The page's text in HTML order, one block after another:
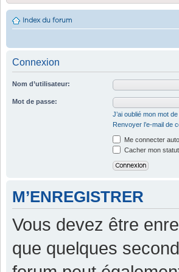
Index du forum
Connexion
Nom d’utilisateur:
Mot de passe:
J’ai oublié mon mot
Renvoyer l’e-mail de
Me connecter
Cacher mon
M’ENREGISTRER
Vous devez être
que quelques